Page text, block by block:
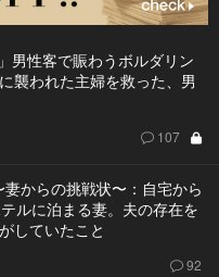
男性客で賑わうボルダリン
襲われた主婦を救った、男
107
からの挑戦状〜：自宅から
ルに泊まる妻。夫の存在を
していたこと
92